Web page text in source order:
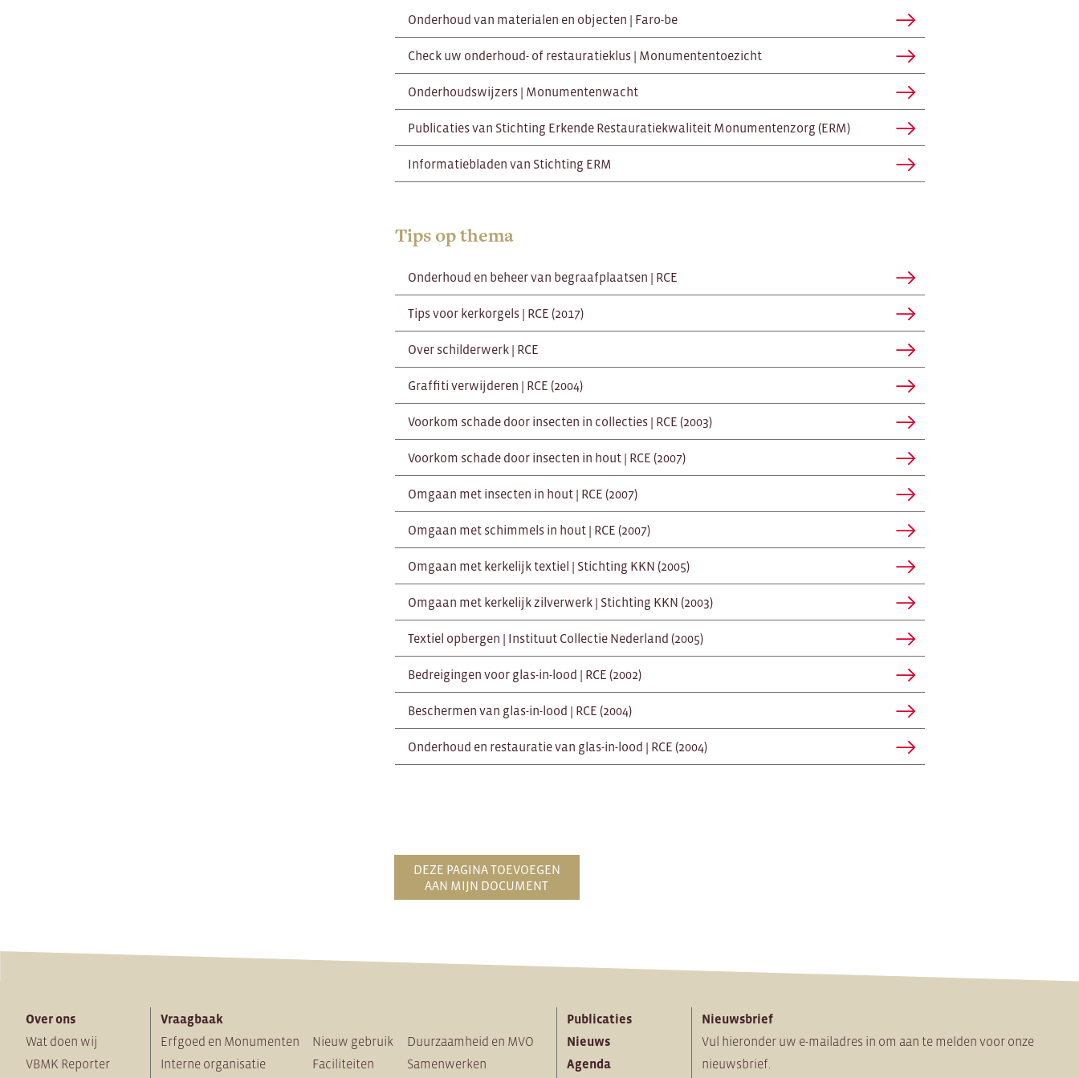
Onderhoud van materialen en objecten | Faro-be
Check uw onderhoud- of restauratieklus | Monumententoezicht
Onderhoudswijzers | Monumentenwacht
Publicaties van Stichting Erkende Restauratiekwaliteit Monumentenzorg (ERM)
Informatiebladen van Stichting ERM
Tips op thema
Onderhoud en beheer van begraafplaatsen | RCE
Tips voor kerkorgels | RCE (2017)
Over schilderwerk | RCE
Graffiti verwijderen | RCE (2004)
Voorkom schade door insecten in collecties | RCE (2003)
Voorkom schade door insecten in hout | RCE (2007)
Omgaan met insecten in hout | RCE (2007)
Omgaan met schimmels in hout | RCE (2007)
Omgaan met kerkelijk textiel | Stichting KKN (2005)
Omgaan met kerkelijk zilverwerk | Stichting KKN (2003)
Textiel opbergen | Instituut Collectie Nederland (2005)
Bedreigingen voor glas-in-lood | RCE (2002)
Beschermen van glas-in-lood | RCE (2004)
Onderhoud en restauratie van glas-in-lood | RCE (2004)
DEZE PAGINA TOEVOEGEN
AAN MIJN DOCUMENT
Over ons
Wat doen wij
VBMK Reporter
Vraagbaak
Erfgoed en Monumenten
Interne organisatie
Nieuw gebruik
Faciliteiten
Duurzaamheid en MVO
Samenwerken
Publicaties
Nieuws
Agenda
Nieuwsbrief
Vul hieronder uw e-mailadres in om aan te melden voor onze
nieuwsbrief.